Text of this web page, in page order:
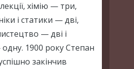
хімію — три,
і статики — дві,
— дві і
одну. 1900 року Степан
закінчив